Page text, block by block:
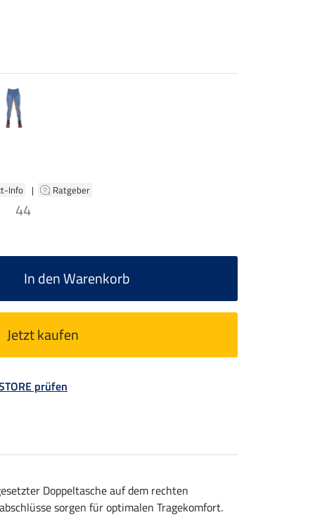
Info | Ratgeber
44
In den Warenkorb
Jetzt kaufen
prüfen
Doppeltasche auf dem rechten
sorgen für optimalen Tragekomfort.